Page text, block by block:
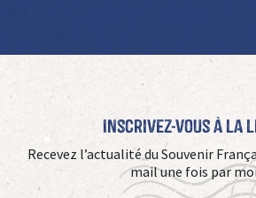
Inscrivez-vous à La
Recevez l’actualité du Souvenir
mail une fois par